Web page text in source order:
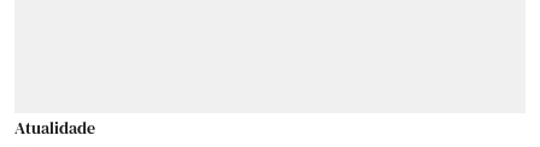
Atualidade